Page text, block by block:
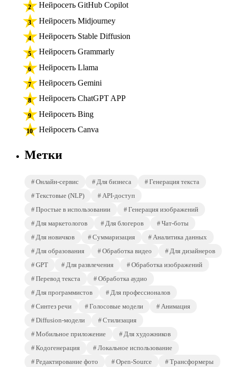
Нейросеть GitHub Copilot
Нейросеть Midjourney
Нейросеть Stable Diffusion
Нейросеть Grammarly
Нейросеть Llama
Нейросеть Gemini
Нейросеть ChatGPT APP
Нейросеть Bing
Нейросеть Canva
Метки
Онлайн-сервис Для бизнеса
Генерация текста
Текстовые (NLP)
API-доступ
Простые в использовании
Генерация изображений
Для маркетологов
Для блогеров
Чат-боты
Для новичков
Суммаризация
Аналитика данных
Для образования
Обработка видео
Для дизайнеров
GPT
Для развлечения
Обработка изображений
Перевод текста
Обработка аудио
Для программистов
Для профессионалов
Синтез речи
Голосовые модели
Анимация
Diffusion-модели
Стилизация
Мобильное приложение
Для художников
Кодогенерация
Локальное использование
Редактирование фото
Open-Source Трансформеры